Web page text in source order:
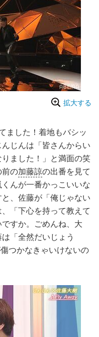
拡大する
ました！着地もバシッ
じんは「皆さんからい
ました！」と満面の笑
前の加藤諒の出番を見て
んが一番かっこいいな
、佐藤が「俺じゃない
「下心を持って教えて
すか。ごめんね、大
「全然だいじょう
つかなきゃいけないの